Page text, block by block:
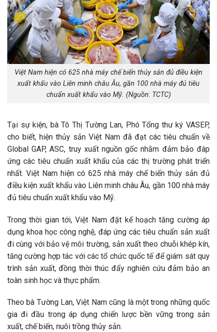
Việt Nam hiện có 625 nhà máy chế biến thủy sản đủ điều kiện
xuất khẩu vào Liên minh châu Âu, gần 100 nhà máy đủ tiêu
chuẩn xuất khẩu vào Mỹ. (Nguồn: TCTC)
Tại sự kiện, bà Tô Thị Tường Lan, Phó Tổng thư ký VASEP,
cho biết, hiện thủy sản Việt Nam đã đạt các tiêu chuẩn về
Global GAP, ASC, truy xuất nguồn gốc nhằm đảm bảo đáp
ứng các tiêu chuẩn xuất khẩu của các thị trường phát triển
nhất. Việt Nam hiện có 625 nhà máy chế biến thủy sản đủ
điều kiện xuất khẩu vào Liên minh châu Âu, gần 100 nhà máy
đủ tiêu chuẩn xuất khẩu vào Mỹ.
Trong thời gian tới, Việt Nam đặt kế hoạch tăng cường áp
dụng khoa học công nghệ, đáp ứng các tiêu chuẩn sản xuất
đi cùng với bảo vệ môi trường, sản xuất theo chuỗi khép kín,
tăng cường hợp tác với các tổ chức quốc tế để giám sát quy
trình sản xuất, đồng thời thúc đẩy nghiên cứu đảm bảo an
toàn sinh học và thực phẩm.
Theo bà Tường Lan, Việt Nam cũng là một trong những quốc
gia đi đầu trong áp dụng chiến lược bền vững trong sản
xuất, chế biến, nuôi trồng thủy sản.